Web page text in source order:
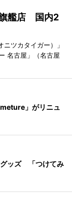
旗艦店 国内2
ツカタイガー）」
名古屋」（名古屋
」がリニュ
グッズ 「つけてみ